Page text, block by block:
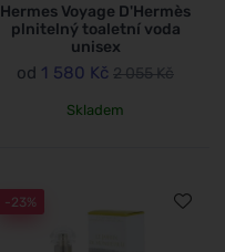
Hermes Voyage D'Hermès
plnitelný toaletní voda
unisex
od 1 580 Kč 2 055 Kč
Skladem
-23%